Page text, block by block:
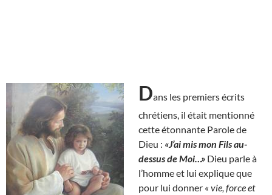
Dans les premiers écrits
chrétiens, il était mentionné
cette étonnante Parole de
Dieu : «J’ai mis mon Fils au-
dessus de Moi…» Dieu parle à
l’homme et lui explique que
pour lui donner « vie, force et